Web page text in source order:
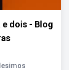
dois - Blog